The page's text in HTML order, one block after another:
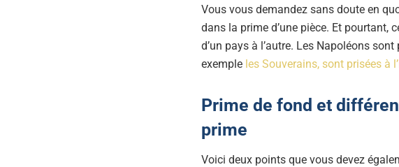
Vous vous demandez sans doute en
dans la prime d’une pièce. Et pourtant,
d’un pays à l’autre. Les Napoléons
exemple les Souverains, sont prisées à
Prime de fond et
prime
Voici deux points que vous devez